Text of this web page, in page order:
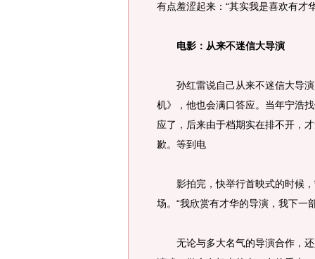
有点羞涩起来：“其实我是喜欢有才
电影：从来不迷信大导演
孙红雷说自己从来不迷信大导演
机》，他也会满口答应。当年宁浩
应了，后来由于档期实在排不开，
歉。等到电
影拍完，快举行首映式的时候，
场。“我欣赏有才华的导演，我下一
无论与多大名气的导演合作，还